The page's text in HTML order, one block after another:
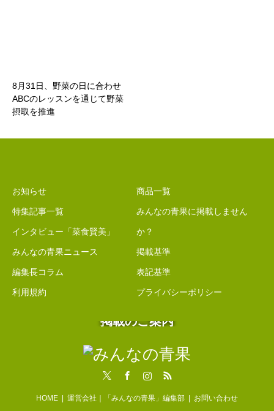
8月31日、野菜の日に合わせ
ABCのレッスンを通じて野菜
摂取を推進
お知らせ
特集記事一覧
インタビュー「菜食賢美」
みんなの青果ニュース
編集長コラム
利用規約
商品一覧
みんなの青果に掲載しません
か？
掲載基準
表記基準
プライバシーポリシー
掲載のご案内
RSS
HOME 運営会社｜「みんなの青果」編集部 お問い合わせ